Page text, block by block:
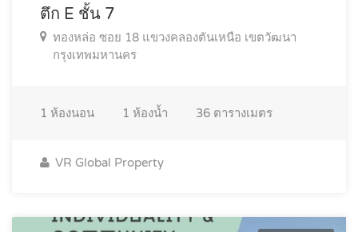
ตึก E ชั้น 7
ทองหล่อ ซอย 18 แขวงคลองตันเหนือ เขตวัฒนา
กรุงเทพมหานคร
1 ห้องนอน 1 ห้องน้ำ 36 ตารางเมตร
VR Global Property